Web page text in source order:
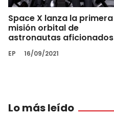
Space X lanza la primera
misión orbital de
astronautas aficionados
EP 16/09/2021
Lo más leído